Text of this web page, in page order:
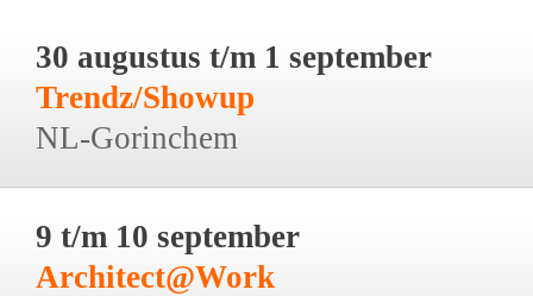
30 augustus t/m 1 september
Trendz/Showup
NL-Gorinchem
9 t/m 10 september
Architect@Work